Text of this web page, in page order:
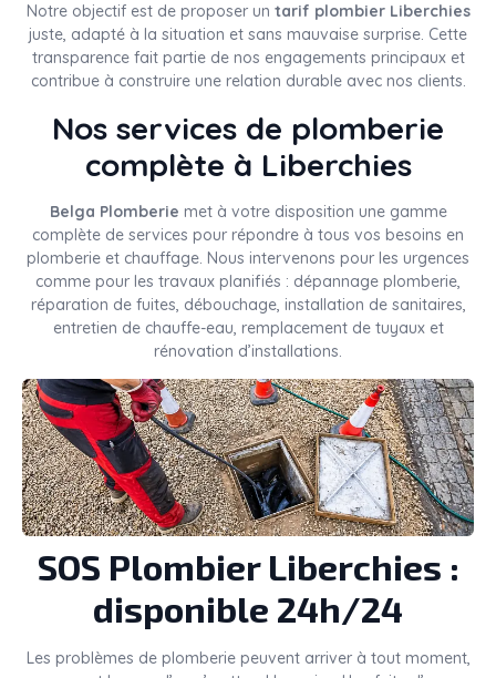
Notre objectif est de proposer un tarif plombier Liberchies
juste, adapté à la situation et sans mauvaise surprise. Cette
transparence fait partie de nos engagements principaux et
contribue à construire une relation durable avec nos clients.
Nos services de plomberie
complète à Liberchies
Belga Plomberie met à votre disposition une gamme
complète de services pour répondre à tous vos besoins en
plomberie et chauffage. Nous intervenons pour les urgences
comme pour les travaux planifiés : dépannage plomberie,
réparation de fuites, débouchage, installation de sanitaires,
entretien de chauffe-eau, remplacement de tuyaux et
rénovation d’installations.
SOS Plombier Liberchies :
disponible 24h/24
Les problèmes de plomberie peuvent arriver à tout moment,